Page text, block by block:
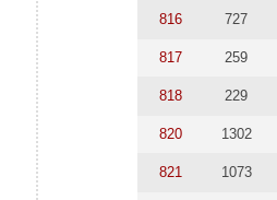
816 727
817 259
818 229
820 1302
821 1073